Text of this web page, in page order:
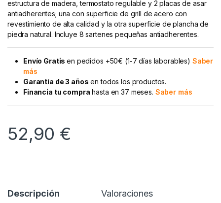
estructura de madera, termostato regulable y 2 placas de asar
antiadherentes; una con superficie de grill de acero con
revestimiento de alta calidad y la otra superficie de plancha de
piedra natural. Incluye 8 sartenes pequeñas antiadherentes.
Envío Gratisen pedidos +50€ (1-7 días laborables) Saber
más
Garantía de 3 años en todos los productos.
Financia tu compra hasta en 37 meses. Saber más
52,90 €
Descripción Valoraciones